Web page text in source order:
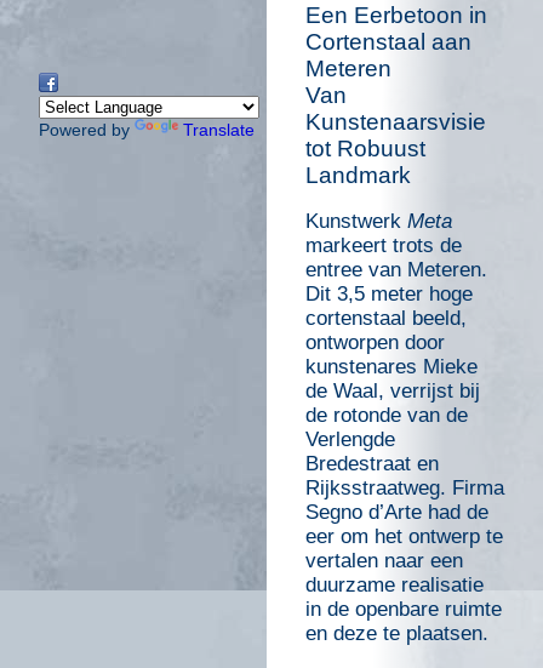
Powered by Translate
Een Eerbetoon in
Cortenstaal aan
Meteren
Van
Kunstenaarsvisie
tot Robuust
Landmark
Kunstwerk Meta
markeert trots de
entree van Meteren.
Dit 3,5 meter hoge
cortenstaal beeld,
ontworpen door
kunstenares Mieke
de Waal, verrijst bij
de rotonde van de
Verlengde
Bredestraat en
Rijksstraatweg. Firma
Segno d’Arte had de
eer om het ontwerp te
vertalen naar een
duurzame realisatie
in de openbare ruimte
en deze te plaatsen.